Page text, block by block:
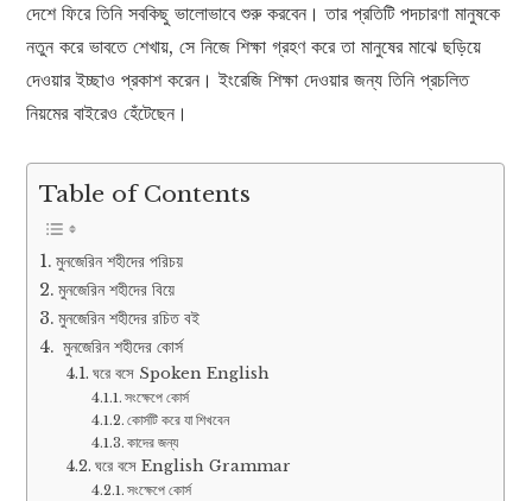
দেশে ফিরে তিনি সবকিছু ভালোভাবে শুরু করবেন। তার প্রতিটি পদচারণা মানুষকে
নতুন করে ভাবতে শেখায়, সে নিজে শিক্ষা গ্রহণ করে তা মানুষের মাঝে ছড়িয়ে
দেওয়ার ইচ্ছাও প্রকাশ করেন। ইংরেজি শিক্ষা দেওয়ার জন্য তিনি প্রচলিত
নিয়মের বাইরেও হেঁটেছেন।
Table of Contents
মুনজেরিন শহীদের পরিচয়
মুনজেরিন শহীদের বিয়ে
মুনজেরিন শহীদের রচিত বই
মুনজেরিন শহীদের কোর্স
ঘরে বসে Spoken English
সংক্ষেপে কোর্স
কোর্সটি করে যা শিখবেন
কাদের জন্য
ঘরে বসে English Grammar
সংক্ষেপে কোর্স